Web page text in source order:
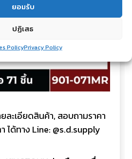
ยอมรับ
ปฏิเสธ
PolicyPrivacy Policy
ละเอียดสินค้า, สอบถามราคา
ได้ทาง Line: @s.d.supply